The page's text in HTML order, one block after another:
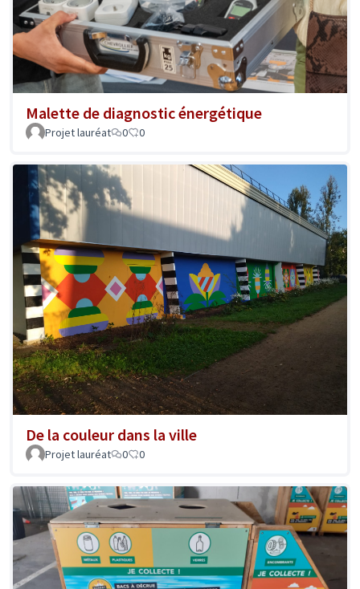
Malette de diagnostic énergétique
Projet lauréat 0 0
De la couleur dans la ville
Projet lauréat 0 0